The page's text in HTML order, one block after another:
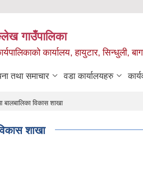
गाउँपालिका
कार्यालय, हायुटार, सिन्धुली,
तथा समाचार वडा कार्यालयहरु
बालबालिका विकास शाखा
शाखा